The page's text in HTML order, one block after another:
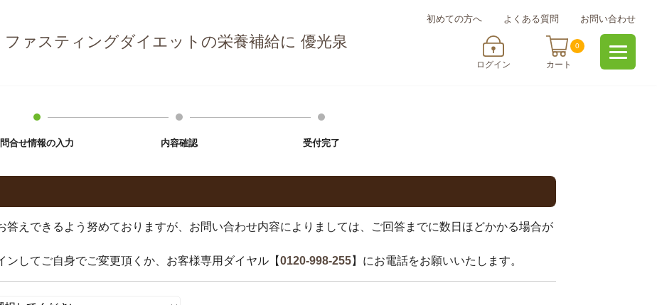
ファスティングダイエットの栄養補給に 優光泉
初めての方へ よくある質問 お問い合わせ
ログイン カート
0
問合せ情報の入力 内容確認 受付完了
答えできるよう努めておりますが、お問い合わせ内容によりましては、ご回答までに数日ほどかかる場合が
ンしてご自身でご変更頂くか、お客様専用ダイヤル【0120-998-255】にお電話をお願いいたします。